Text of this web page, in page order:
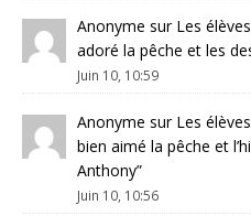
Anonyme sur Les
adoré la pêche et les
Juin 10, 10:59
Anonyme sur Les
bien aimé la pêche et
Anthony”
Juin 10, 10:56